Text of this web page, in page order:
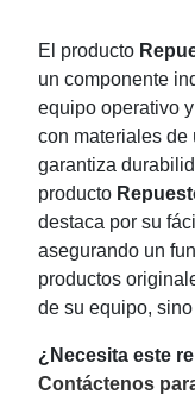
El producto
un componente
equipo operativo
con materiales de
garantiza
producto
destaca por su
asegurando un
productos
de su equipo,
¿Necesita este
Contáctenos